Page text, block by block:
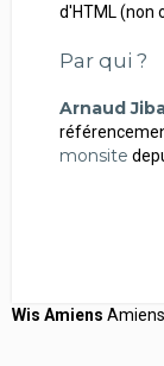
d'HTML (non
Par qui ?
Arnaud
monsite
Wis Amiens Amiens